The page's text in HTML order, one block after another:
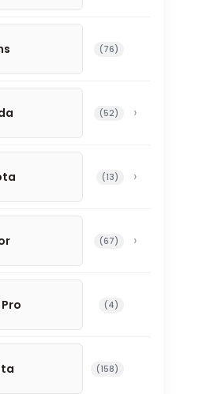
7676 productos
5252 productos
1313 productos
6767 productos
44 productos
158158 productos